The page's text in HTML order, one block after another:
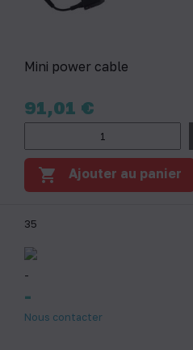
Mini power cable
Prix
91,01 €
shopping_cart
Ajouter au panier
35
-
-
Nous contacter